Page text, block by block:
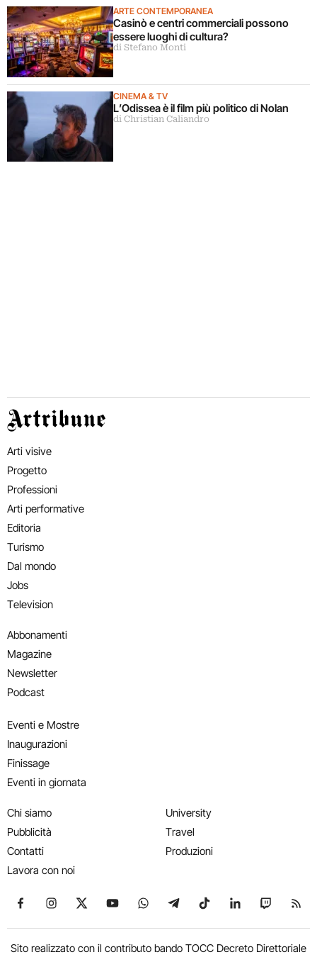
ARTE CONTEMPORANEA
Casinò e centri commerciali possono
essere luoghi di cultura?
di Stefano Monti
CINEMA & TV
L’Odissea è il film più politico di Nolan
di Christian Caliandro
Artribune
Arti visive
Progetto
Professioni
Arti performative
Editoria
Turismo
Dal mondo
Jobs
Television
Abbonamenti
Magazine
Newsletter
Podcast
Eventi e Mostre
Inaugurazioni
Finissage
Eventi in giornata
Chi siamo
Pubblicità
Contatti
Lavora con noi
University
Travel
Produzioni
Seguici su Facebook
Seguici su Instagram
Seguici su X
Seguici su YouTube
Seguici su WhatsApp
Seguici su Telegram
Seguici su TikTok
Seguici su
Seguici
Sito realizzato con il contributo bando TOCC Decreto Direttoriale